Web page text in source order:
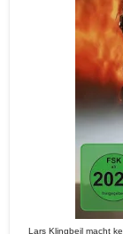
Lars Klingbeil macht